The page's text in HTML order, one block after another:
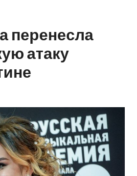
перенесла
атаку